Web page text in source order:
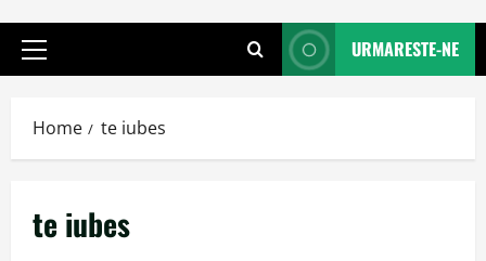
Primary
URMARESTE-NE
Home te iubes
te iubes